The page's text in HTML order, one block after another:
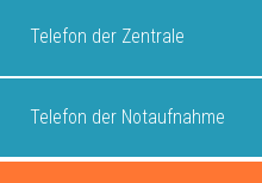
Telefon der Zentrale
Telefon der Notaufnahme